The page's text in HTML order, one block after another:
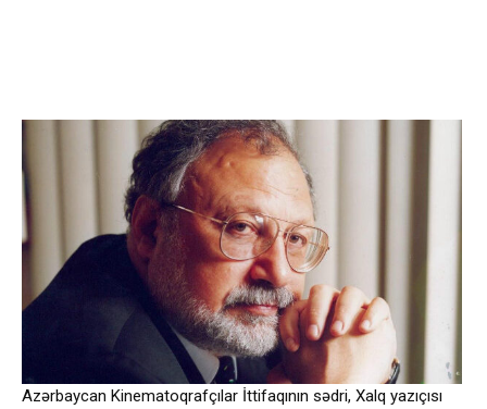
Azərbaycan Kinematoqrafçılar İttifaqının sədri, Xalq yazıçısı